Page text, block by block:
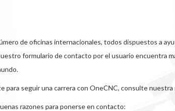
de oficinas internacionales, todos dispuestos a
formulario de contacto por el usuario encuentra
para seguir una carrera con OneCNC, consulte nuestra
razones para ponerse en contacto: